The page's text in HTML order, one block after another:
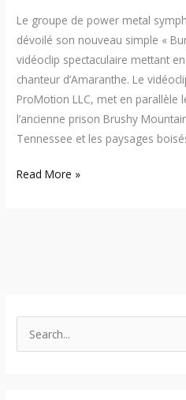
Le groupe de power metal
dévoilé son nouveau simple «
vidéoclip spectaculaire mettant
chanteur d’Amaranthe. Le
ProMotion LLC, met en parallèle
l’ancienne prison Brushy
Tennessee et les paysages
Read More »